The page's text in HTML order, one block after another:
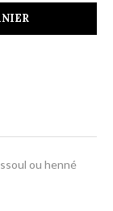
ou henné